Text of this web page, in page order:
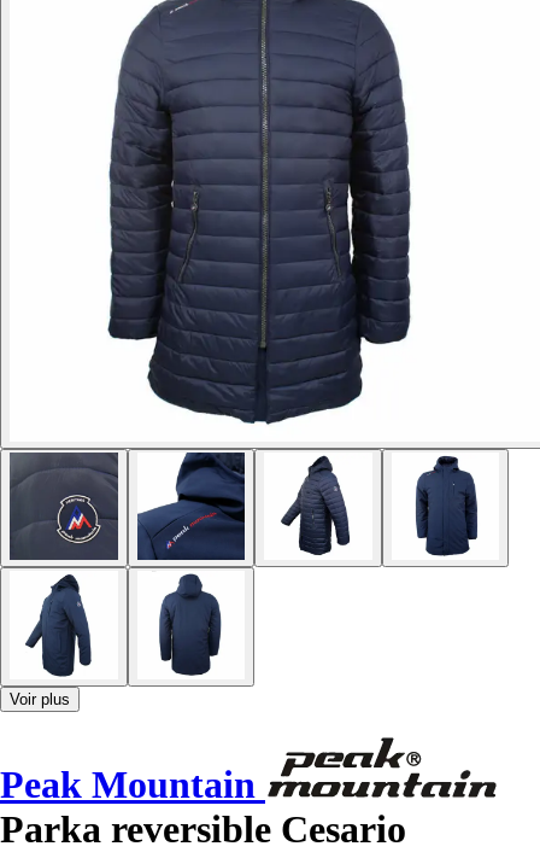
Voir plus
Peak Mountain
Parka reversible Cesario